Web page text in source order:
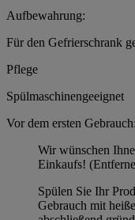
Aufbewahrung:
Für den Gefrierschrank
Pflege
Spülmaschinengeeignet
Vor dem ersten Gebrauch:
Wir wünschen
Einkaufs!
Spülen Sie Ihr
Gebrauch mit